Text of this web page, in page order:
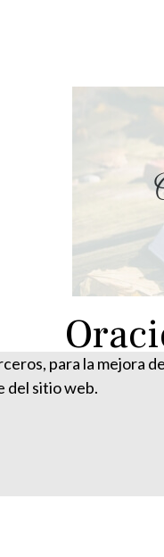
para la mejora
del sitio web.